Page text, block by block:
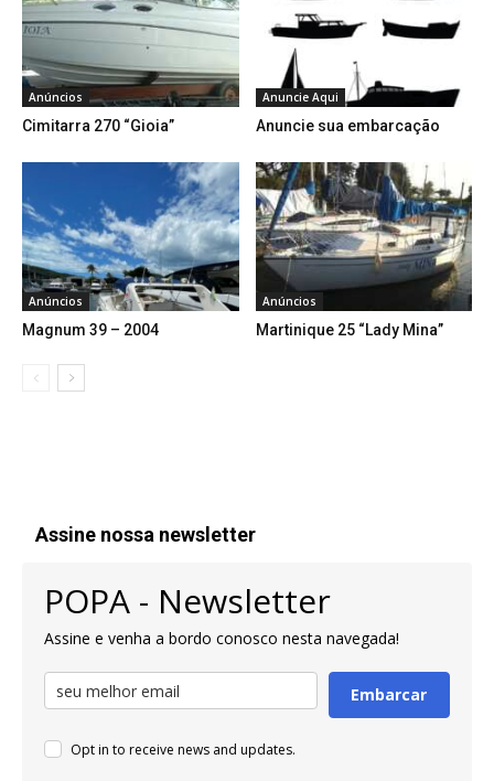
Anúncios
Cimitarra 270 “Gioia”
Anuncie Aqui
Anuncie sua embarcação
Anúncios
Magnum 39 – 2004
Anúncios
Martinique 25 “Lady Mina”
Assine nossa newsletter
POPA - Newsletter
Assine e venha a bordo conosco nesta navegada!
Embarcar
Opt in to receive news and updates.